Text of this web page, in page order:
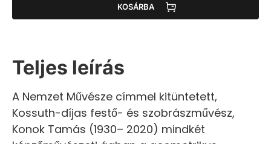
KOSÁRBA
Teljes leírás
A Nemzet Művésze címmel kitüntetett,
Kossuth-díjas festő- és szobrászművész,
Konok Tamás (1930– 2020) mindkét